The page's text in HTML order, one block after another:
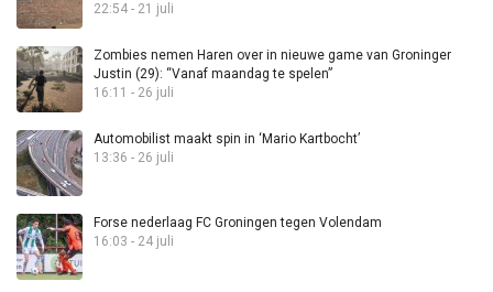
22:54 - 21 juli
Zombies nemen Haren over in nieuwe game van Groninger
Justin (29): “Vanaf maandag te spelen”
16:11 - 26 juli
Automobilist maakt spin in ‘Mario Kartbocht’
13:36 - 26 juli
Forse nederlaag FC Groningen tegen Volendam
16:03 - 24 juli